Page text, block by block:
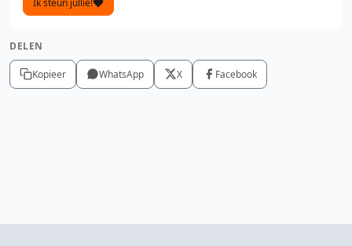
DELEN
Kopieer WhatsApp X Facebook